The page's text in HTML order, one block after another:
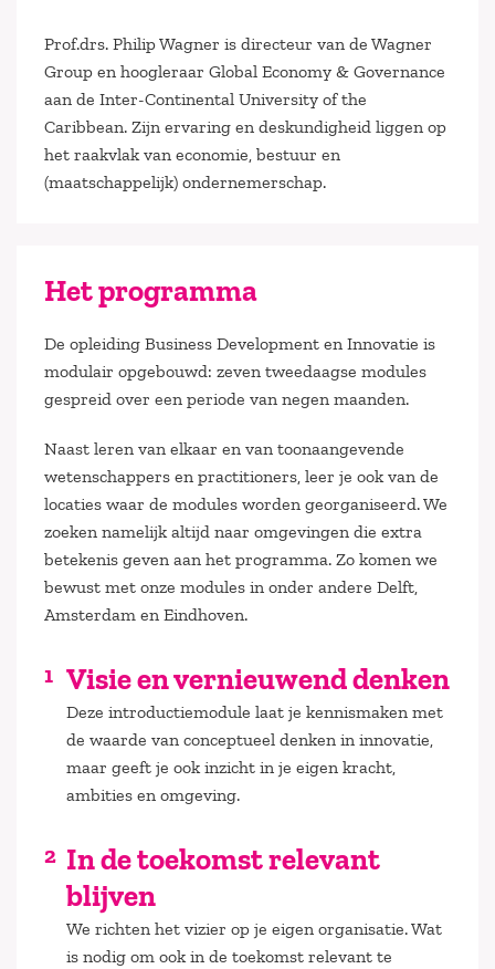
Prof.drs. Philip Wagner is directeur van de Wagner
Group en hoogleraar Global Economy & Governance
aan de Inter-Continental University of the
Caribbean. Zijn ervaring en deskundigheid liggen op
het raakvlak van economie, bestuur en
(maatschappelijk) ondernemerschap.
Het programma
De opleiding Business Development en Innovatie is
modulair opgebouwd: zeven tweedaagse modules
gespreid over een periode van negen maanden.
Naast leren van elkaar en van toonaangevende
wetenschappers en practitioners, leer je ook van de
locaties waar de modules worden georganiseerd. We
zoeken namelijk altijd naar omgevingen die extra
betekenis geven aan het programma. Zo komen we
bewust met onze modules in onder andere Delft,
Amsterdam en Eindhoven.
Visie en vernieuwend denken
Deze introductiemodule laat je kennismaken met
de waarde van conceptueel denken in innovatie,
maar geeft je ook inzicht in je eigen kracht,
ambities en omgeving.
In de toekomst relevant
blijven
We richten het vizier op je eigen organisatie. Wat
is nodig om ook in de toekomst relevant te